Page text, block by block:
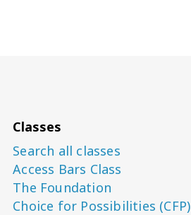
Classes
Search all classes
Access Bars Class
The Foundation
Choice for Possibilities (CFP)